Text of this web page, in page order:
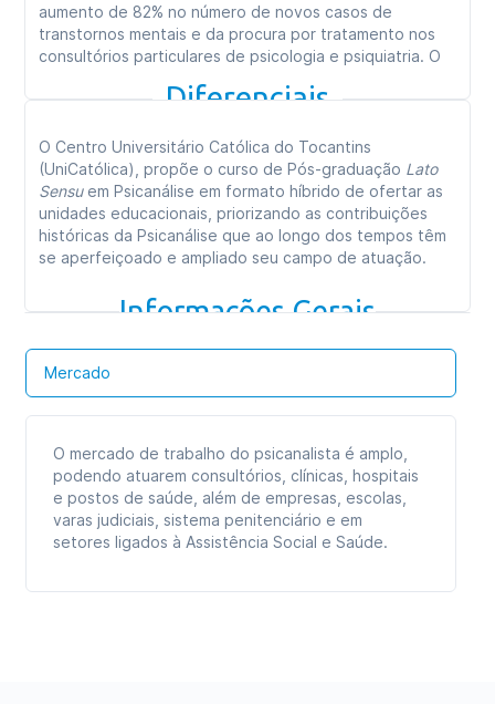
aumento de 82% no número de novos casos de
transtornos mentais e da procura por tratamento nos
consultórios particulares de psicologia e psiquiatria. O
tinham recebido alta do tratamento tiveram recaídas
Neste contexto, a Psicanálise tem sido uma excelente
fundamentação para as práticas clínicas e
psicossociais que visam a saúde mental da população.
Atualmente, a realidade da atuação de profissionais da
Psicologia, Psicanálise, Psiquiatria e áreas afins se
expande para absolutamente todos os setores e
atingem diretamente a saúde mental do indivíduo
profissionais que atuem nessas áreas.
Diferenciais
O Centro Universitário Católica do Tocantins
(UniCatólica), propõe o curso de Pós-graduação Lato
Sensuem Psicanálise em formato híbrido de ofertar as
unidades educacionais, priorizando as contribuições
históricas da Psicanálise que ao longo dos tempos têm
se aperfeiçoado e ampliado seu campo de atuação.
Informações Gerais
Mercado
O mercado de trabalho do psicanalista é amplo,
podendo atuarem consultórios, clínicas, hospitais
e postos de saúde, além de empresas, escolas,
varas judiciais, sistema penitenciário e em
setores ligados à Assistência Social e Saúde.